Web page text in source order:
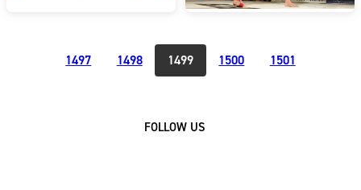
1497 1498 1499 1500 1501
FOLLOW US